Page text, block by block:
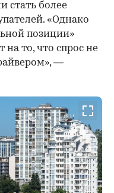
стать более
«Однако
позиции»
на то, что спрос не
—